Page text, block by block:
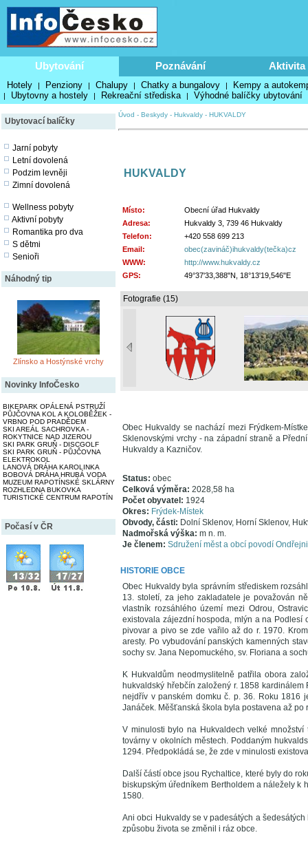
Ubytování Poznávání Aktivita
Hotely | Penziony | Chalupy | Chatky a bungalovy | Kempy a
| Ubytovny a hostely | Rekreační střediska | Výhodné balíčky ubytování
Ubytovací balíčky
Jarní pobyty
Letní dovolená
Podzim levněji
Zimní dovolená
Wellness pobyty
Aktivní pobyty
Romantika pro dva
S dětmi
Senioři
Náhodný tip
Zlínsko a Hostýnské vrchy
Novinky InfoČesko
BIKEPARK OPÁLENÁ PSTRUŽÍ
PŮJČOVNA KOL A KOLOBĚŽEK -
VRBNO POD PRADĚDEM
SKI AREÁL SACHROVKA -
ROKYTNICE NAD JIZEROU
SKI PARK GRUŇ - DISCGOLF
SKI PARK GRUŇ - PŮJČOVNA
ELEKTROKOL
LANOVÁ DRÁHA KAROLINKA
BOBOVÁ DRÁHA HRUBÁ VODA
MUZEUM RAPOTÍNSKÉ SKLÁRNY
ROZHLEDNA BUKOVKA
TURISTICKÉ CENTRUM RAPOTÍN
Počasí v ČR
Úvod - Beskydy - Hukvaldy - HUKVALDY
HUKVALDY
Místo:
Obecní úřad Hukvaldy
Adresa:
Hukvaldy 3, 739 46 Hukvaldy
Telefon:
+420 558 699 213
Email:
obec(zavináč)ihukvaldy(tečka)cz
WWW:
http://www.hukvaldy.cz
GPS:
49°37'33,388"N, 18°13'19,546"E
Fotografie (15)
Obec Hukvaldy se nachází mezi Frýdkem-
Sklenovskými vrchy - na západní straně a
Hukvaldy a Kazničov.
Status: obec
Celková výměra: 2028,58 ha
Počet obyvatel: 1924
Okres: Frýdek-Místek
Obvody, části: Dolní Sklenov, Horní Sklenov,
Nadmořská výška: m n. m.
Je členem: Sdružení měst a obcí povodí
HISTORIE OBCE
Obec Hukvaldy byla správním střediskem
13. století, za jeho zakladatele je považován
vlastník rozsáhlého území mezi Odrou,
existovala zájezdní hospoda, mlýn a na
pivovar a pivo se zde vařilo až do r. 1970.
aresty. Po vybudování panských kamenných
sochy sv. Jana Nepomuckého, sv. Floriana a
K Hukvaldům neodmyslitelně patřila obora
hukvaldský hřebčín založený r. 1858
nejdřív v panském domku č. p. 36. Roku 1816
Janáček. Měšťanská škola byla postavena až po
V minulosti bylo na Hukvaldech velké
továrny v okolních městech. Poddaným
1294. Předpokládá se, že zde v minulosti
Další částí obce jsou Rychaltice, které byly do
biskupským úředníkem Bertholdem a náležely k
1580.
Ani obci Hukvaldy se v padesátých a
způsobu života se změnil i ráz obce.